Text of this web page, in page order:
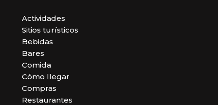
Actividades
Sitios turísticos
Bebidas
Bares
Comida
Cómo llegar
Compras
Restaurantes